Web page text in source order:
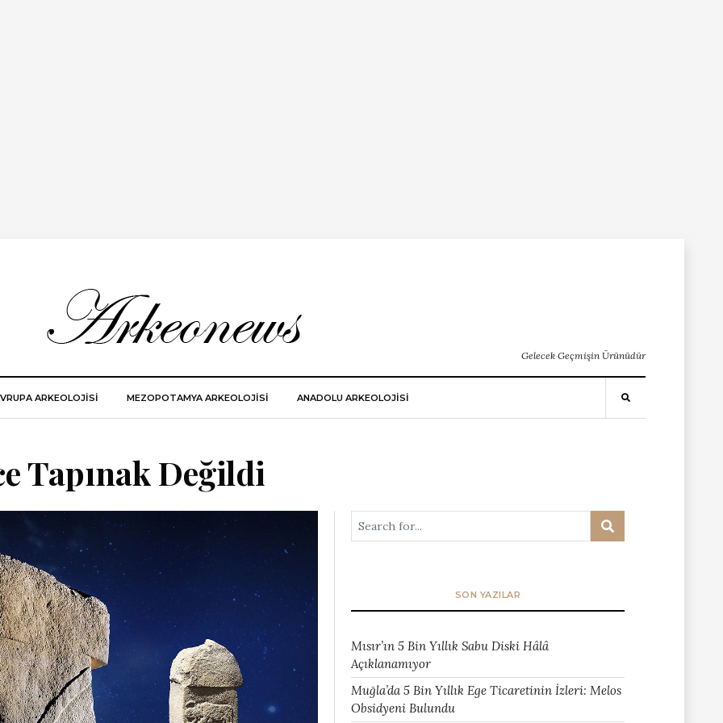
Gelecek Geçmişin Ürünüdür
ARKEOLOJISI MEZOPOTAMYA ARKEOLOJISI ANADOLU ARKEOLOJİSİ
Tapınak Değildi
SON YAZILAR
Mısır’ın 5 Bin Yıllık Sabu Diski Hâlâ
Açıklanamıyor
Muğla’da 5 Bin Yıllık Ege Ticaretinin İzleri: Melos
Obsidyeni Bulundu